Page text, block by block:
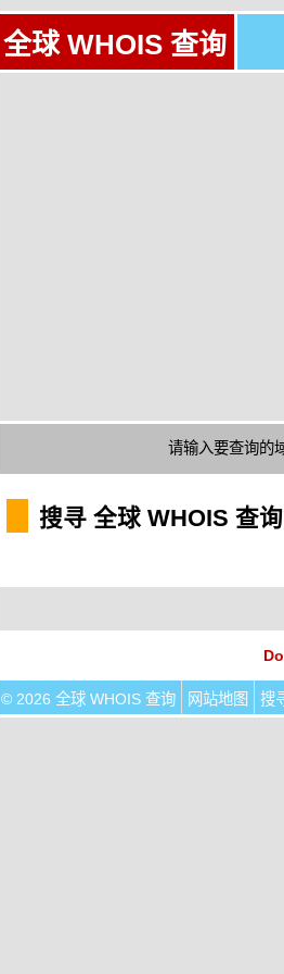
全球 WHOIS 查询
请输入要查询的
搜寻 全球 WHOIS 查询
© 2026 全球 WHOIS 查询 网站地图 搜